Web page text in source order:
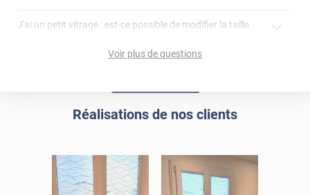
Réalisations de nos clients
J'ai un petit vitrage : est-ce possible de modifier la taille
impression personnalisée
Voir plus de questions